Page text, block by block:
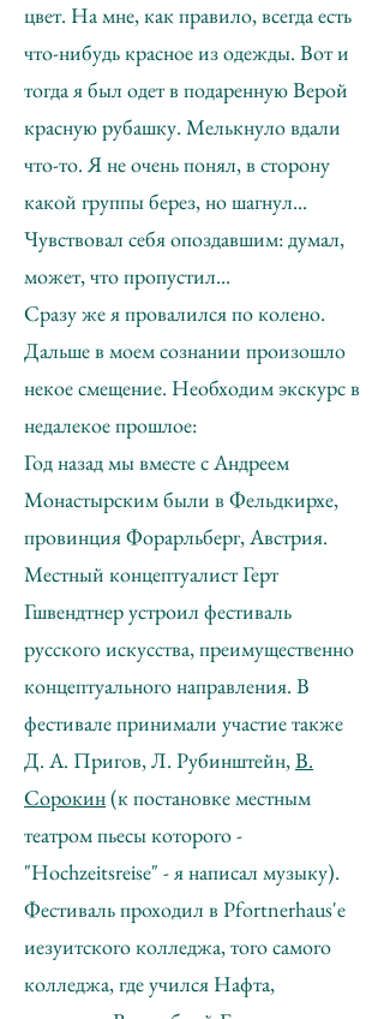
цвет. На мне, как правило, всегда есть
что-нибудь красное из одежды. Вот и
тогда я был одет в подаренную Верой
красную рубашку. Мелькнуло вдали
что-то. Я не очень понял, в сторону
какой группы берез, но шагнул...
Чувствовал себя опоздавшим: думал,
может, что пропустил...
Сразу же я провалился по колено.
Дальше в моем сознании произошло
некое смещение. Необходим экскурс в
недалекое прошлое:
Год назад мы вместе с Андреем
Монастырским были в Фельдкирхе,
провинция Форарльберг, Австрия.
Местный концептуалист Герт
Гшвендтнер устроил фестиваль
русского искусства, преимущественно
концептуального направления. В
фестивале принимали участие также
Д. А. Пригов, Л. Рубинштейн,В.
Сорокин(к постановке местным
театром пьесы которого -
"Hochzeitsreise" - я написал музыку).
Фестиваль проходил в Pfortnerhaus'e
иезуитского колледжа, того самого
колледжа, где учился Нафта,